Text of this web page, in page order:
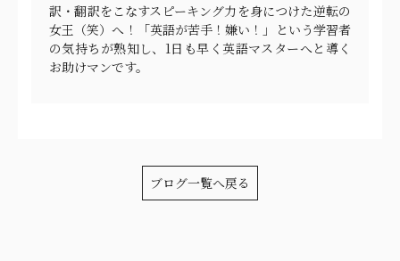
訳・翻訳をこなすスピーキング力を身につけた逆転の
女王（笑）へ！「英語が苦手！嫌い！」という学習者
の気持ちが熟知し、1日も早く英語マスターへと導く
お助けマンです。
ブログ一覧へ戻る